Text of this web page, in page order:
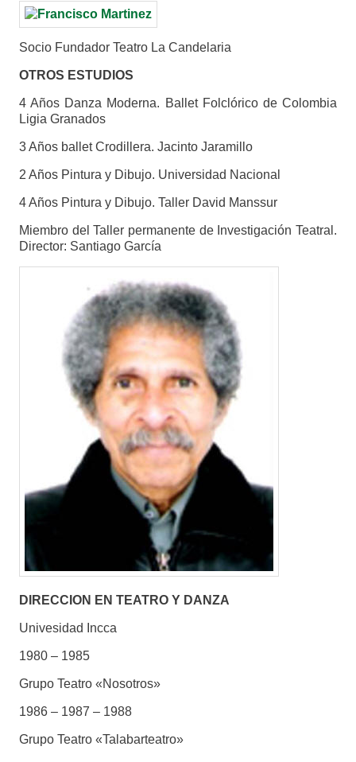
Socio Fundador Teatro La Candelaria
OTROS ESTUDIOS
4 Años Danza Moderna. Ballet Folclórico de Colombia
Ligia Granados
3 Años ballet Crodillera. Jacinto Jaramillo
2 Años Pintura y Dibujo. Universidad Nacional
4 Años Pintura y Dibujo. Taller David Manssur
Miembro del Taller permanente de Investigación Teatral.
Director: Santiago García
DIRECCION EN TEATRO Y DANZA
Univesidad Incca
1980 – 1985
Grupo Teatro «Nosotros»
1986 – 1987 – 1988
Grupo Teatro «Talabarteatro»